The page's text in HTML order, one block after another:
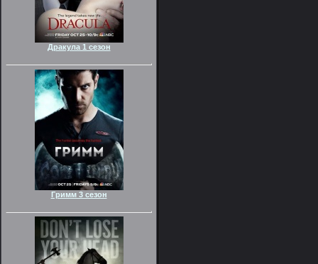
Дракула 1 сезон
Гримм 3 сезон